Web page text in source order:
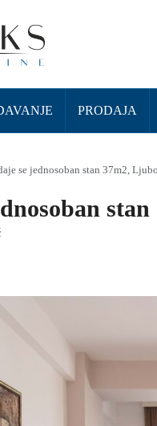
PRODAJA
se jednosoban stan 37m2,